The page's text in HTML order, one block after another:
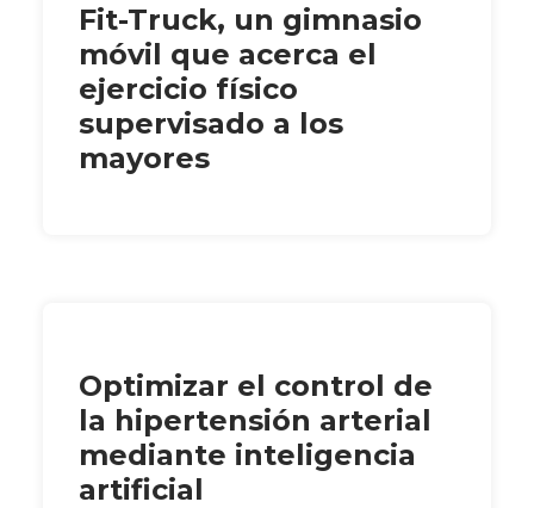
Fit-Truck, un gimnasio
móvil que acerca el
ejercicio físico
supervisado a los
mayores
Optimizar el control de
la hipertensión arterial
mediante inteligencia
artificial